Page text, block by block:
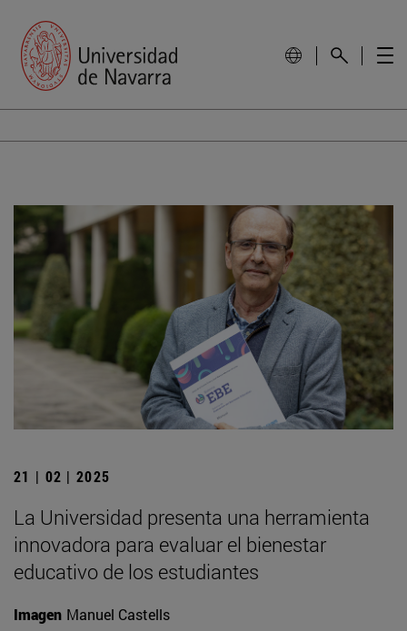
21 | 02 | 2025
La Universidad presenta una herramienta
innovadora para evaluar el bienestar
educativo de los estudiantes
Imagen Manuel Castells